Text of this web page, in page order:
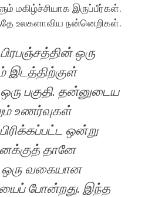
மகிழ்ச்சியாக இருப்பீர்கள்.
உலகளாவிய நன்னெறிகள்.
ஒரு
இடத்திற்குள்
பகுதி. தன்னுடைய
உணர்வுகள்
ஒன்று
தானே
ஒரு வகையான
போன்றது. இந்த